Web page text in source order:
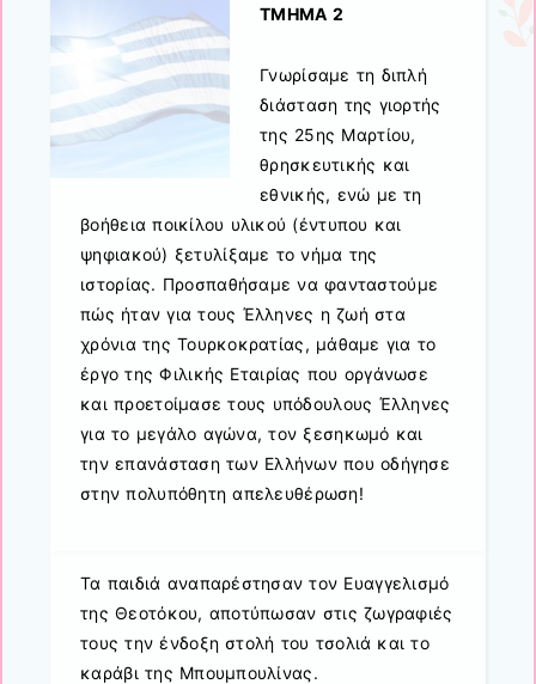
ΤΜΗΜΑ 2
Γνωρίσαμε τη διπλή
διάσταση της γιορτής
της 25ης Μαρτίου,
θρησκευτικής και
εθνικής, ενώ με τη
βοήθεια ποικίλου υλικού (έντυπου και
ψηφιακού) ξετυλίξαμε το νήμα της
ιστορίας. Προσπαθήσαμε να φανταστούμε
πώς ήταν για τους Έλληνες η ζωή στα
χρόνια της Τουρκοκρατίας, μάθαμε για το
έργο της Φιλικής Εταιρίας που οργάνωσε
και προετοίμασε τους υπόδουλους Έλληνες
για το μεγάλο αγώνα, τον ξεσηκωμό και
την επανάσταση των Ελλήνων που οδήγησε
στην πολυπόθητη απελευθέρωση!
Τα παιδιά αναπαρέστησαν τον Ευαγγελισμό
της Θεοτόκου, αποτύπωσαν στις ζωγραφιές
τους την ένδοξη στολή του τσολιά και το
καράβι της Μπουμπουλίνας.